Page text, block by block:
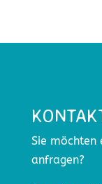
Sie möchten
anfragen?